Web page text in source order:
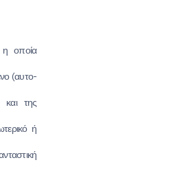
η οποία
(αυτο-
και της
ή